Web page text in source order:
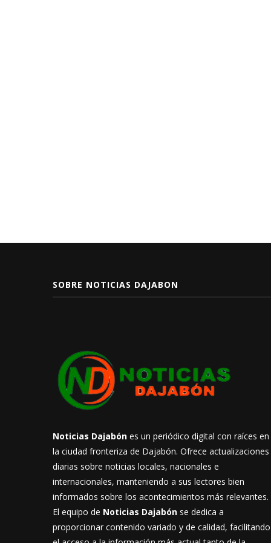
SOBRE NOTICIAS DAJABON
Noticias Dajabón es un periódico digital con raíces en
la ciudad fronteriza de Dajabón. Ofrece actualizaciones
diarias sobre noticias locales, nacionales e
internacionales, manteniendo a sus lectores bien
informados sobre los acontecimientos más relevantes.
El equipo de Noticias Dajabón se dedica a
proporcionar contenido variado y de calidad, facilitando